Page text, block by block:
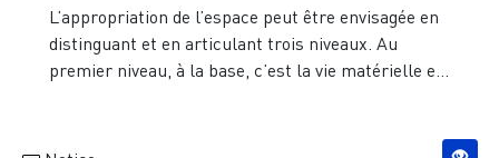
L’appropriation de l’espace peut être envisagée en
distinguant et en articulant trois niveaux. Au
premier niveau, à la base, c’est la vie matérielle e...